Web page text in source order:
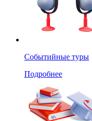
Событийные туры
Подробнее